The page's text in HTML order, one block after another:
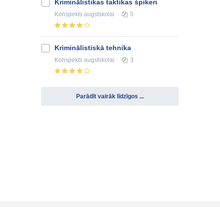
Kriminālistikas taktikas špikeri
Konspekts augstskolai 5
Kriminālistiskā tehnika
Konspekts augstskolai 3
Parādīt vairāk līdzīgos ...